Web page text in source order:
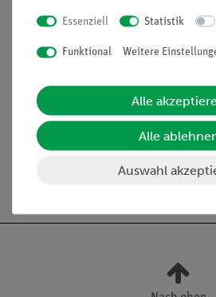
CNC-Trainer - Virtuell
und maschinell CNC-
Fräsen im Unterricht
lehren
and
Essenziell Statistik
Funktional Weitere
Alle
Alle
Auswahl